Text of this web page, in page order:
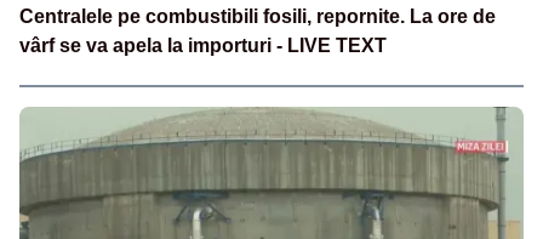
Centralele pe combustibili fosili, repornite. La ore de
vârf se va apela la importuri - LIVE TEXT